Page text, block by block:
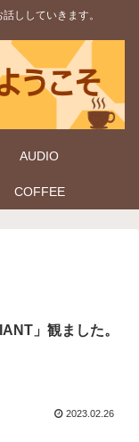
ししていきます。
AUDIO
COFFEE
」観ました。
2023.02.26